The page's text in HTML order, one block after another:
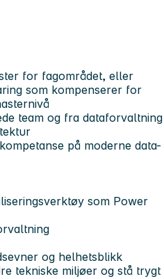
for fagområdet, eller
som kompenserer for
team og fra dataforvaltning
på moderne data-
som Power
og helhetsblikk
tekniske miljøer og stå trygt